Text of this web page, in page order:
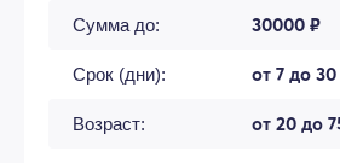
Сумма до: 30000 ₽
Срок (дни): от 7 до
Возраст: от 20 до